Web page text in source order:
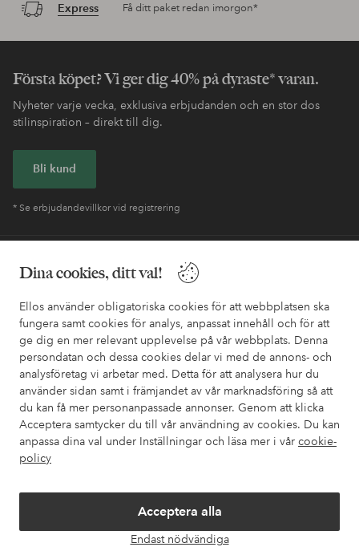
Dina cookies, ditt val!
Ellos använder obligatoriska cookies för att webbplatsen ska
fungera samt cookies för analys, anpassat innehåll och för att
ge dig en mer relevant upplevelse på vår webbplats. Denna
persondatan och dessa cookies delar vi med de annons- och
analysföretag vi arbetar med. Detta för att analysera hur du
använder sidan samt i främjandet av vår marknadsföring så att
du kan få mer personanpassade annonser. Genom att klicka
Acceptera samtycker du till vår användning av cookies. Du kan
anpassa dina val under Inställningar och läsa mer i vår cookie-
policy
Acceptera alla
Endast nödvändiga
Express Få ditt paket redan imorgon*
Första köpet? Vi ger dig 40% på dyraste* varan.
Nyheter varje vecka, exklusiva erbjudanden och en stor dos
stilinspiration – direkt till dig.
Bli kund
* Se erbjudandevillkor vid registrering
Behöver du hjälp?
också information om hur du enklast kontaktar oss.
Kundservice Beställning Betalsätt
Mina sidor
Om Ellos